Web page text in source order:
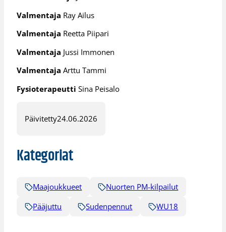
Valmentaja Ray Ailus
Valmentaja Reetta Piipari
Valmentaja Jussi Immonen
ValmentajaArttu Tammi
FysioterapeuttiSina Peisalo
Päivitetty24.06.2026
Kategoriat
Maajoukkueet
Nuorten PM-kilpailut
Pääjuttu
Sudenpennut WU18